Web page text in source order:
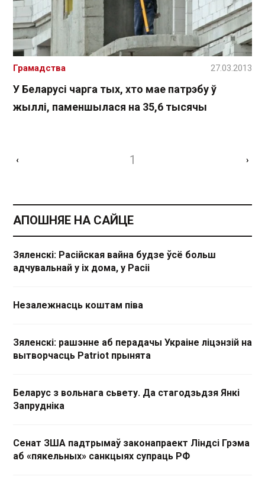
У Беларусі чарга тых, хто мае патрэбу ў
жыллі, паменшылася на 35,6 тысячы
Грамадства 27.03.2013
‹ 1 ›
АПОШНЯЕ НА САЙЦЕ
Зяленскі: Расійская вайна будзе ўсё больш
адчувальнай у іх дома, у Расіі
Незалежнасць коштам піва
Зяленскі: рашэнне аб перадачы Украіне ліцэнзій на
вытворчасць Patriot прынята
Беларус з вольнага сьвету. Да стагодзьдзя Янкі
Запрудніка
Сенат ЗША падтрымаў законапраект Ліндсі Грэма
аб «пякельных» санкцыях супраць РФ